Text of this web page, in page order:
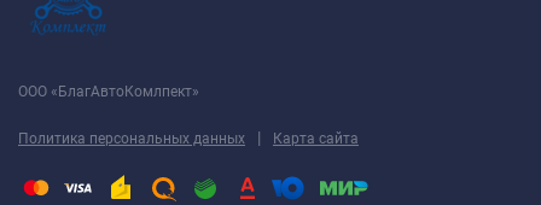
ООО «БлагАвтоКомлпект»
Политика персональных данных | Карта сайта